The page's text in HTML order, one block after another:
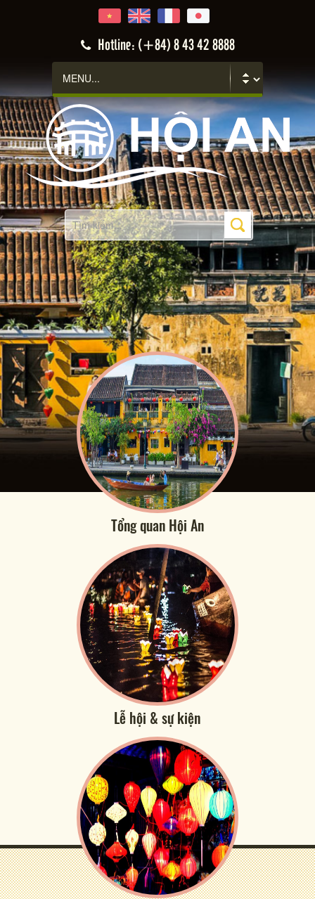
Hotline: (+84) 8 43 42 8888
Tổng quan Hội An
Lễ hội & sự kiện